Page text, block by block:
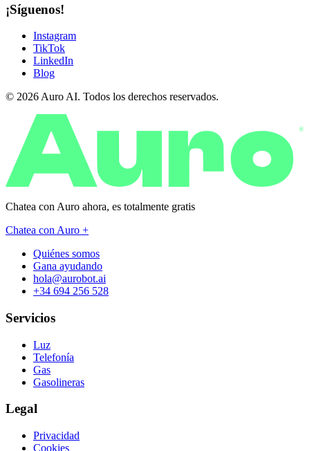
¡Síguenos!
Instagram
TikTok
LinkedIn
Blog
© 2026 Auro AI. Todos los derechos reservados.
®
Chatea con Auro ahora, es totalmente gratis
Chatea con Auro +
Quiénes somos
Gana ayudando
hola@aurobot.ai
+34 694 256 528
Servicios
Luz
Telefonía
Gas
Gasolineras
Legal
Privacidad
Cookies